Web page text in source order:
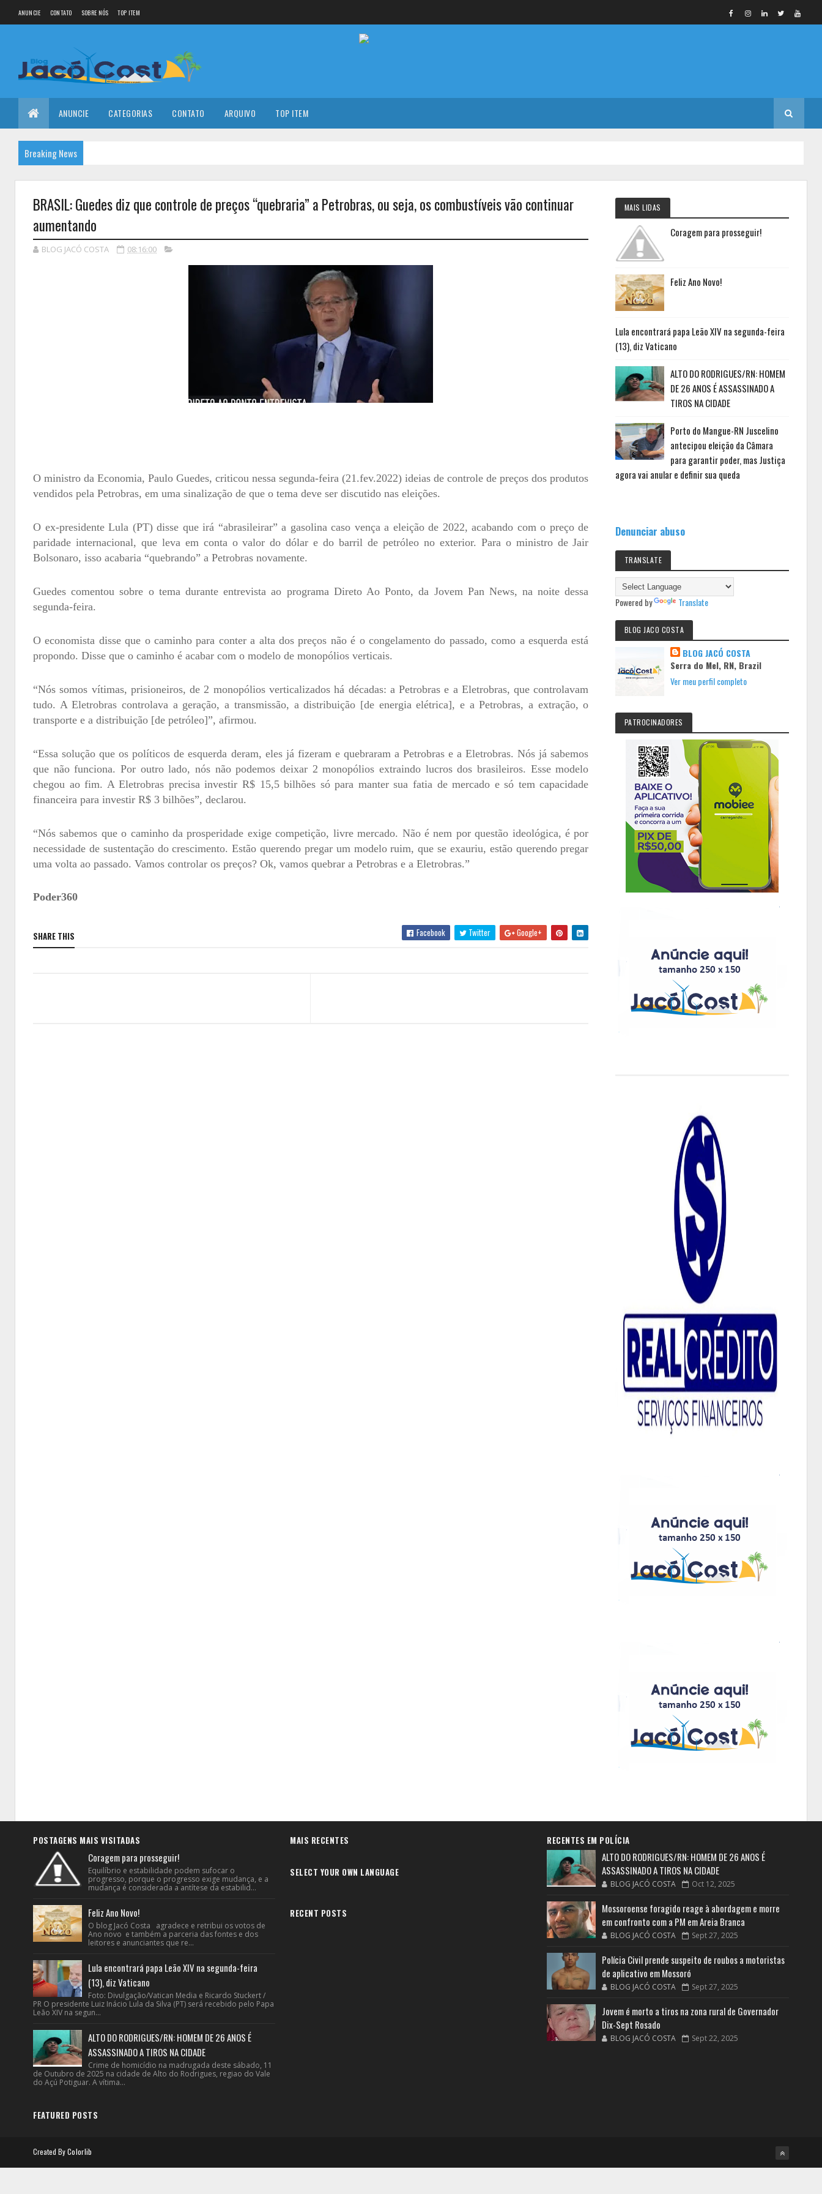
ANUNCIE CONTATO SOBRE NÓS TOP ITEM
ANUNCIE CATEGORIAS CONTATO ARQUIVO TOP ITEM
Breaking News
BRASIL: Guedes diz que controle de preços “quebraria” a Petrobras, ou seja, os combustíveis vão continuar
aumentando
BLOG JACÓ COSTA 08:16:00
O ministro da Economia, Paulo Guedes, criticou nessa segunda-feira (21.fev.2022) ideias de controle de preços dos produtos
vendidos pela Petrobras, em uma sinalização de que o tema deve ser discutido nas eleições.
O ex-presidente Lula (PT) disse que irá “abrasileirar” a gasolina caso vença a eleição de 2022, acabando com o preço de
paridade internacional, que leva em conta o valor do dólar e do barril de petróleo no exterior. Para o ministro de Jair
Bolsonaro, isso acabaria “quebrando” a Petrobras novamente.
Guedes comentou sobre o tema durante entrevista ao programa Direto Ao Ponto, da Jovem Pan News, na noite dessa
segunda-feira.
O economista disse que o caminho para conter a alta dos preços não é o congelamento do passado, como a esquerda está
propondo. Disse que o caminho é acabar com o modelo de monopólios verticais.
“Nós somos vítimas, prisioneiros, de 2 monopólios verticalizados há décadas: a Petrobras e a Eletrobras, que controlavam
tudo. A Eletrobras controlava a geração, a transmissão, a distribuição [de energia elétrica], e a Petrobras, a extração, o
transporte e a distribuição [de petróleo]”, afirmou.
“Essa solução que os políticos de esquerda deram, eles já fizeram e quebraram a Petrobras e a Eletrobras. Nós já sabemos
que não funciona. Por outro lado, nós não podemos deixar 2 monopólios extraindo lucros dos brasileiros. Esse modelo
chegou ao fim. A Eletrobras precisa investir R$ 15,5 bilhões só para manter sua fatia de mercado e só tem capacidade
financeira para investir R$ 3 bilhões”, declarou.
“Nós sabemos que o caminho da prosperidade exige competição, livre mercado. Não é nem por questão ideológica, é por
necessidade de sustentação do crescimento. Estão querendo pregar um modelo ruim, que se exauriu, estão querendo pregar
uma volta ao passado. Vamos controlar os preços? Ok, vamos quebrar a Petrobras e a Eletrobras.”
Poder360
SHARE THIS Facebook Twitter Google+
MAIS LIDAS
Coragem para prosseguir!
Feliz Ano Novo!
Lula encontrará papa Leão XIV na segunda-feira
(13), diz Vaticano
ALTO DO RODRIGUES/RN: HOMEM
DE 26 ANOS É ASSASSINADO A
TIROS NA CIDADE
Porto do Mangue-RN Juscelino
antecipou eleição da Câmara
para garantir poder, mas Justiça
agora vai anular e definir sua queda
Denunciar abuso
TRANSLATE
Powered by Translate
BLOG JACO COSTA
BLOG JACÓ COSTA
Serra do Mel, RN, Brazil
Ver meu perfil completo
PATROCINADORES
POSTAGENS MAIS VISITADAS
Coragem para prosseguir!
Equilíbrio e estabilidade podem sufocar o
progresso, porque o progresso exige mudança, e a
mudança é considerada a antítese da estabilid...
Feliz Ano Novo!
O blog Jacó Costa agradece e retribui os votos de
Ano novo e também a parceria das fontes e dos
leitores e anunciantes que re...
Lula encontrará papa Leão XIV na segunda-feira
(13), diz Vaticano
Foto: Divulgação/Vatican Media e Ricardo Stuckert /
PR O presidente Luiz Inácio Lula da Silva (PT) será recebido pelo Papa
Leão XIV na segun...
ALTO DO RODRIGUES/RN: HOMEM DE 26 ANOS É
ASSASSINADO A TIROS NA CIDADE
Crime de homicídio na madrugada deste sábado, 11
de Outubro de 2025 na cidade de Alto do Rodrigues, regiao do Vale
do Açú Potiguar. A vítima...
FEATURED POSTS
MAIS RECENTES
SELECT YOUR OWN LANGUAGE
RECENT POSTS
RECENTES EM POLÍCIA
ALTO DO RODRIGUES/RN: HOMEM DE 26 ANOS É
ASSASSINADO A TIROS NA CIDADE
BLOG JACÓ COSTA Oct 12, 2025
Mossoroense foragido reage à abordagem e morre
em confronto com a PM em Areia Branca
BLOG JACÓ COSTA Sept 27, 2025
Polícia Civil prende suspeito de roubos a motoristas
de aplicativo em Mossoró
BLOG JACÓ COSTA Sept 27, 2025
Jovem é morto a tiros na zona rural de Governador
Dix-Sept Rosado
BLOG JACÓ COSTA Sept 22, 2025
Created ByColorlib